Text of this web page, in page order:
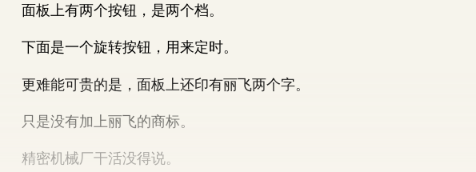
面板上有两个按钮，是两个档。
下面是一个旋转按钮，用来定时。
更难能可贵的是，面板上还印有丽飞两个字。
只是没有加上丽飞的商标。
精密机械厂干活没得说。